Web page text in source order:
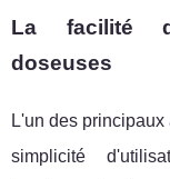
La facilité
doseuses
L'un des
simplicité